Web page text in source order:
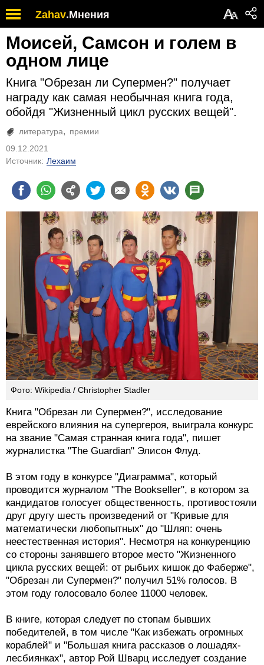
Zahav.Мнения АА
Моисей, Самсон и голем в
одном лице
Книга "Обрезан ли Супермен?" получает
награду как самая необычная книга года,
обойдя "Жизненный цикл русских вещей".
литература
премии
09.12.2021
Источник: Лехаим
Фото: Wikipedia / Christopher Stadler
Книга "Обрезан ли Супермен?", исследование
еврейского влияния на супергероя, выиграла конкурс
на звание "Самая странная книга года", пишет
журналистка "The Guardian" Элисон Флуд.
В этом году в конкурсе "Диаграмма", который
проводится журналом "The Bookseller", в котором за
кандидатов голосует общественность, противостояли
друг другу шесть произведений от "Кривые для
математически любопытных" до "Шляп: очень
неестественная история". Несмотря на конкуренцию
со стороны занявшего второе место "Жизненного
цикла русских вещей: от рыбьих кишок до Фаберже",
"Обрезан ли Супермен?" получил 51% голосов. В
этом году голосовало более 11000 человек.
В книге, которая следует по стопам бывших
победителей, в том числе "Как избежать огромных
кораблей" и "Большая книга рассказов о лошадях-
лесбиянках", автор Рой Шварц исследует создание